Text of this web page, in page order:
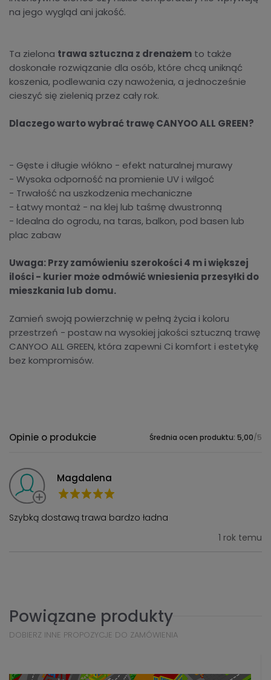
na jego wygląd ani jakość.
Ta zielona trawa sztuczna z drenażem to także
doskonałe rozwiązanie dla osób, które chcą uniknąć
koszenia, podlewania czy nawożenia, a jednocześnie
cieszyć się zielenią przez cały rok.
Dlaczego warto wybrać trawę CANYOO ALL GREEN?
- Gęste i długie włókno - efekt naturalnej murawy
- Wysoka odporność na promienie UV i wilgoć
- Trwałość na uszkodzenia mechaniczne
- Łatwy montaż - na klej lub taśmę dwustronną
- Idealna do ogrodu, na taras, balkon, pod basen lub
plac zabaw
Uwaga: Przy zamówieniu szerokości 4 m i większej
ilości - kurier może odmówić wniesienia przesyłki do
mieszkania lub domu.
Zamień swoją powierzchnię w pełną życia i koloru
przestrzeń - postaw na wysokiej jakości sztuczną trawę
CANYOO ALL GREEN, która zapewni Ci komfort i estetykę
bez kompromisów.
Opinie o produkcie Średnia ocen produktu: 5,00/5
Magdalena
Szybką dostawą trawa bardzo ładna
1 rok temu
Powiązane produkty
DOBIERZ INNE PROPOZYCJE DO ZAMÓWIENIA